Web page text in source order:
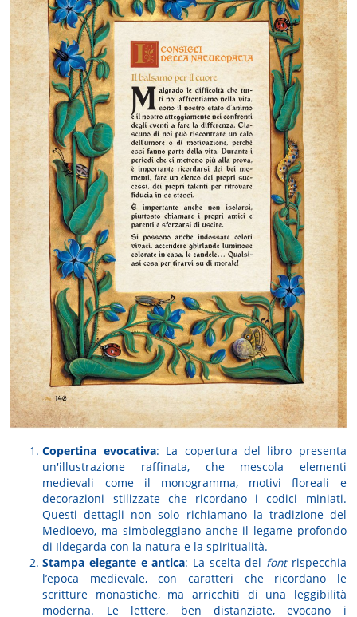
Copertina evocativa: La copertura del libro presenta
un'illustrazione raffinata, che mescola elementi
medievali come il monogramma, motivi floreali e
decorazioni stilizzate che ricordano i codici miniati.
Questi dettagli non solo richiamano la tradizione del
Medioevo, ma simboleggiano anche il legame profondo
di Ildegarda con la natura e la spiritualità.
Stampa elegante e antica: La scelta del font rispecchia
l’epoca medievale, con caratteri che ricordano le
scritture monastiche, ma arricchiti di una leggibilità
moderna. Le lettere, ben distanziate, evocano i